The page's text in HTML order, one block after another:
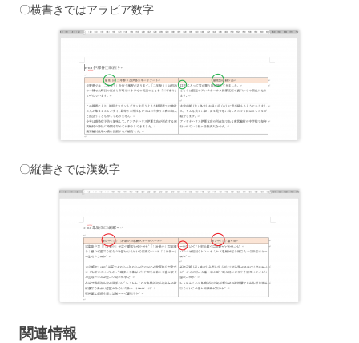
〇横書きではアラビア数字
〇縦書きでは漢数字
関連情報